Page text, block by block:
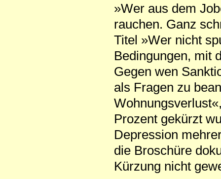
»Wer aus dem
rauchen. Ganz
Titel »Wer nicht
Bedingungen, mit
Gegen wen
als Fragen zu
Prozent gekürzt
Depression
die Broschüre
Kürzung nicht